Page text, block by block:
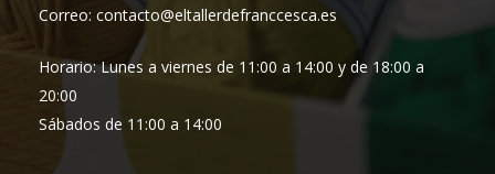
Correo: contacto@eltallerdefranccesca.es
Horario: Lunes a viernes de 11:00 a 14:00 y de 18:00 a
20:00
Sábados de 11:00 a 14:00